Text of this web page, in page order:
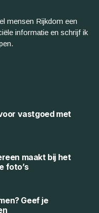
mensen Rijkdom een
informatie en schrijf ik
vastgoed met
maakt bij het
foto’s
Geef je